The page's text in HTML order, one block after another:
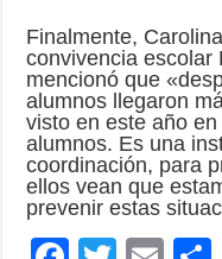
Finalmente,
convivencia escolar
mencionó que
alumnos llegaron
visto en este año
alumnos. Es una
coordinación, para
ellos vean que
prevenir estas